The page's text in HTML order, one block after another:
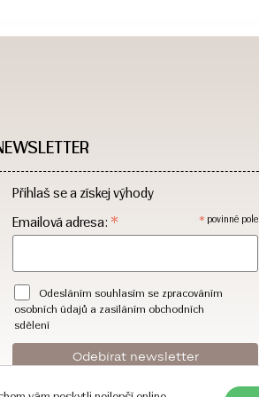
Přihlaš se a získej výhody
* povinné pole
Emailová adresa: *
Odesláním souhlasím se zpracováním
osobních údajů a zasíláním obchodních
sdělení